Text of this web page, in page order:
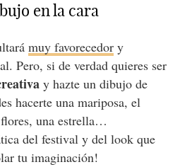
en la cara
muy favorecedory
Pero, si de verdad quieres ser
y hazte un dibujo de
hacerte una mariposa, el
una estrella…
del festival y del look que
tu imaginación!